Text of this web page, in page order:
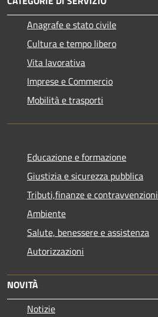
Anagrafe e stato civile
Cultura e tempo libero
Vita lavorativa
Imprese e Commercio
Mobilità e trasporti
Educazione e formazione
Giustizia e sicurezza pubblica
Tributi,finanze e contravvenzioni
Ambiente
Salute, benessere e assistenza
Autorizzazioni
NOVITÀ
Notizie